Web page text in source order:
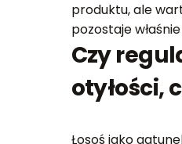
produktu, ale
pozostaje
Czy
otyłości,
Łosoś jako